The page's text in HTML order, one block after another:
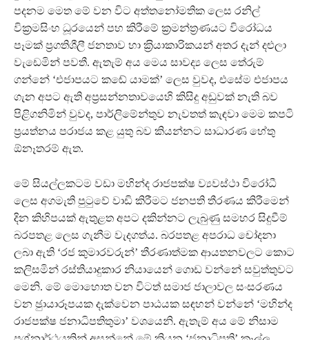
පදනම මෙත මේ වන විට අත්තනෝමතික ලෙස රනිල්
වික‍්‍රමසිංහ ධූරයෙන් පහ කිරීමේ ක‍්‍රමන්ත‍්‍රණයට විරෝධය
පෑමක් ප‍්‍රගතිශීලී ජනතාව හා ක‍්‍රියාකාරිකයන් අතර දැන් දළුලා
වැඩෙමින් පවතී. ඇතැම් අය මෙය සාවද්‍ය ලෙස තේරුම්
ගන්නේ ‘එජාපයට කඬේ යාමක්’ ලෙස වුවද, එසේම එජාපය
ගැන අපට ඇති අප‍්‍රසන්නතාවයෙහි කිසිදු අඩුවක් නැති බව
පිළිගනිමින් වුවද, පාර්ලිමේන්තුව නැවතත් කැඳවා මෙම කපටි
ප‍්‍රයත්නය පරාජය කළ යුතු බව කියන්නට සාධාරණ හේතු
ඕනෑතරම් ඇත.
මේ සියල්ලකටම වඩා මහින්ද රාජපක්ෂ ව්‍යවස්ථා විරෝධී
ලෙස අගමැති පුටුවේ වාඩි කිරීමට ජනපති තීරණය කිරීමෙන්
දින කිහිපයක් ඇතුළත අපට දකින්නට ලැබුණු සමහර සිදුවීම්
බරපතළ ලෙස ගැනීම වැදගත්ය. බරපතළ අපරාධ චෝදනා
ලබා ඇති ‘රජ කුමාරවරුන්’ තීරණාත්මක ආයතනවලට කොට
කලිසමින් රස්තියාදුකාර නියායෙන් ගොඩ වන්නේ සවුත්තුවට
මෙනි. මේ මොහොත වන විටත් සමාජ ජාලාවල සංසරණය
වන ඡුායාරූපයක දැක්වෙන පාඨයක සඳහන් වන්නේ ‘මහින්ද
රාජපක්ෂ ජනාධිපතිතුමා’ වශයෙනි. ඇතැම් අය මේ නිසාම